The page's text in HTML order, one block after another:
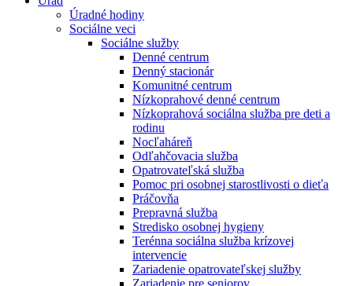
Úradné hodiny
Sociálne veci
Sociálne služby
Denné centrum
Denný stacionár
Komunitné centrum
Nízkoprahové denné centrum
Nízkoprahová sociálna služba pre deti a
rodinu
Nocľaháreň
Odľahčovacia služba
Opatrovateľská služba
Pomoc pri osobnej starostlivosti o dieťa
Práčovňa
Prepravná služba
Stredisko osobnej hygieny
Terénna sociálna služba krízovej
intervencie
Zariadenie opatrovateľskej služby
Zariadenie pre seniorov